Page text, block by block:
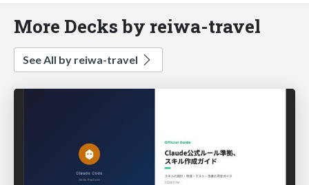
More Decks by reiwa-travel
See All by reiwa-travel